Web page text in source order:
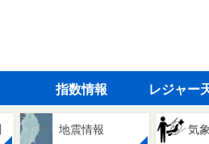
指数情報 レジャー
地震情報 気